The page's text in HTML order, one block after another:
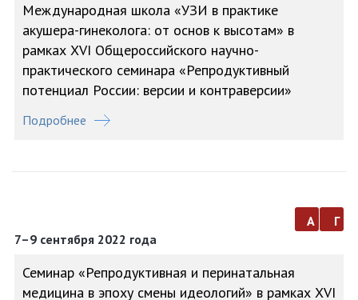
Международная школа «УЗИ в практике
акушера-гинеколога: от основ к высотам» в
рамках XVI Общероссийского научно-
практического семинара «Репродуктивный
потенциал России: версии и контраверсии»
Подробнее
7–9 сентября 2022 года
а г
Семинар «Репродуктивная и перинатальная
медицина в эпоху смены идеологий» в рамках XVI